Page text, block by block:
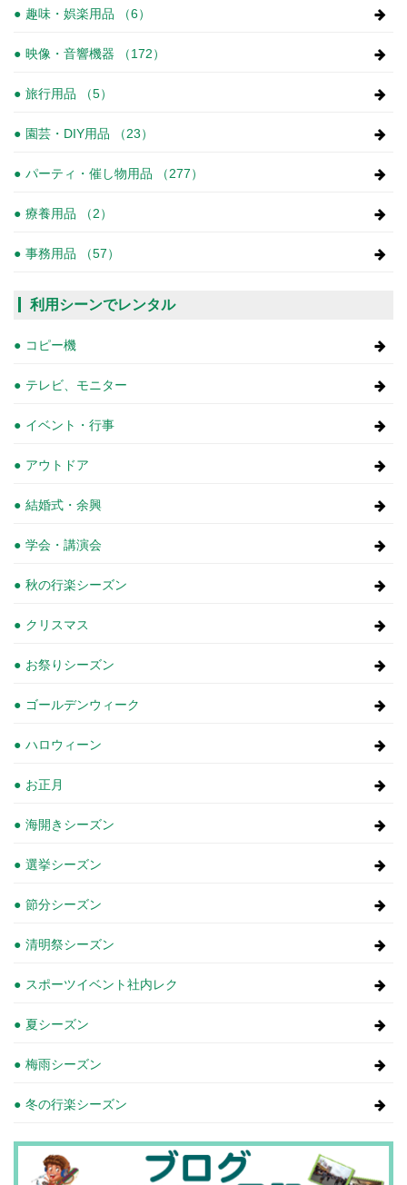
趣味・娯楽用品 （6）
映像・音響機器 （172）
旅行用品 （5）
園芸・DIY用品 （23）
パーティ・催し物用品 （277）
療養用品 （2）
事務用品 （57）
利用シーンでレンタル
コピー機
テレビ、モニター
イベント・行事
アウトドア
結婚式・余興
学会・講演会
秋の行楽シーズン
クリスマス
お祭りシーズン
ゴールデンウィーク
ハロウィーン
お正月
海開きシーズン
選挙シーズン
節分シーズン
清明祭シーズン
スポーツイベント社内レク
夏シーズン
梅雨シーズン
冬の行楽シーズン